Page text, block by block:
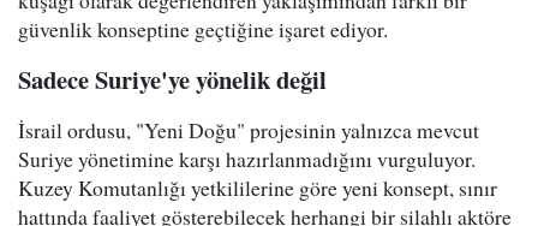
güvenlik konseptine geçtiğine işaret ediyor.
Sadece Suriye'ye yönelik değil
İsrail ordusu, "Yeni Doğu" projesinin yalnızca mevcut
Suriye yönetimine karşı hazırlanmadığını vurguluyor.
Kuzey Komutanlığı yetkililerine göre yeni konsept, sınır
hattında faaliyet gösterebilecek herhangi bir silahlı aktöre